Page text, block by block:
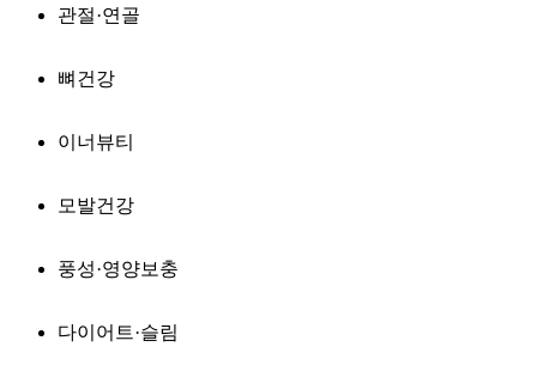
관절·연골
뼈건강
이너뷰티
모발건강
풍성·영양보충
다이어트·슬림